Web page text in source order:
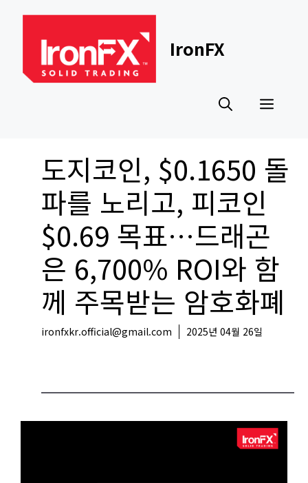
content
IronFX
도지코인, $0.1650 돌
파를 노리고, 피코인
$0.69 목표…드래곤
은 6,700% ROI와 함
께 주목받는 암호화폐
ironfxkr.official@gmail.com 2025년 04월 26일